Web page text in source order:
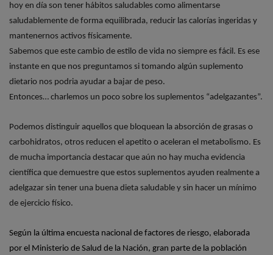
hoy en día son tener hábitos saludables como alimentarse
saludablemente de forma equilibrada, reducir las calorías ingeridas y
mantenernos activos físicamente.
Sabemos que este cambio de estilo de vida no siempre es fácil. Es ese
instante en que nos preguntamos si tomando algún suplemento
dietario nos podria ayudar a bajar de peso.
Entonces… charlemos un poco sobre los suplementos “adelgazantes”.
Podemos distinguir aquellos que bloquean la absorción de grasas o
carbohidratos, otros reducen el apetito o aceleran el metabolismo. Es
de mucha importancia destacar que aún no hay mucha evidencia
científica que demuestre que estos suplementos ayuden realmente a
adelgazar sin tener una buena dieta saludable y sin hacer un mínimo
de ejercicio físico.
Según la última encuesta nacional de factores de riesgo, elaborada
por el Ministerio de Salud de la Nación, gran parte de la población
Proavenal Acondicionador
Lo compré junto con el shampoo
y, la verdad, me sorprendieron
gratamente. Ambos son
excelentes! Tengo el pelo con
tiempo de usarlo (alterando con
hidratantes) mejoraron muchísimo
la sequedad de mi ....